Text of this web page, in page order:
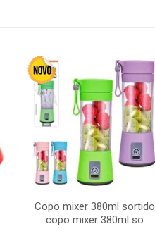
Copo mixer 380ml sortido
copo mixer 380ml so